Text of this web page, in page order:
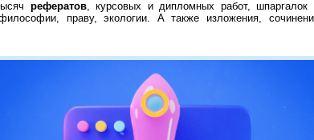
рефератов, курсовых и дипломных работ,
праву, экологии. А также изложения,